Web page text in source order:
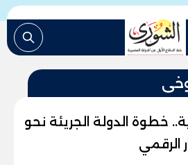
خطوة الدولة الجريئة نحو
الرقمي